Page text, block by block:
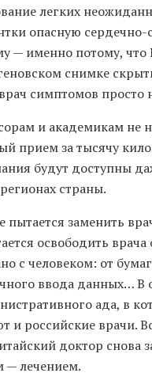
легких
опасную сердечно-
— именно потому, что
снимке
симптомов просто
и академикам не
прием за тысячу
будут доступны
страны.
пытается заменить
освободить врача
с человеком: от
ввода данных… В
ада, в
и российские врачи.
доктор снова
— лечением.